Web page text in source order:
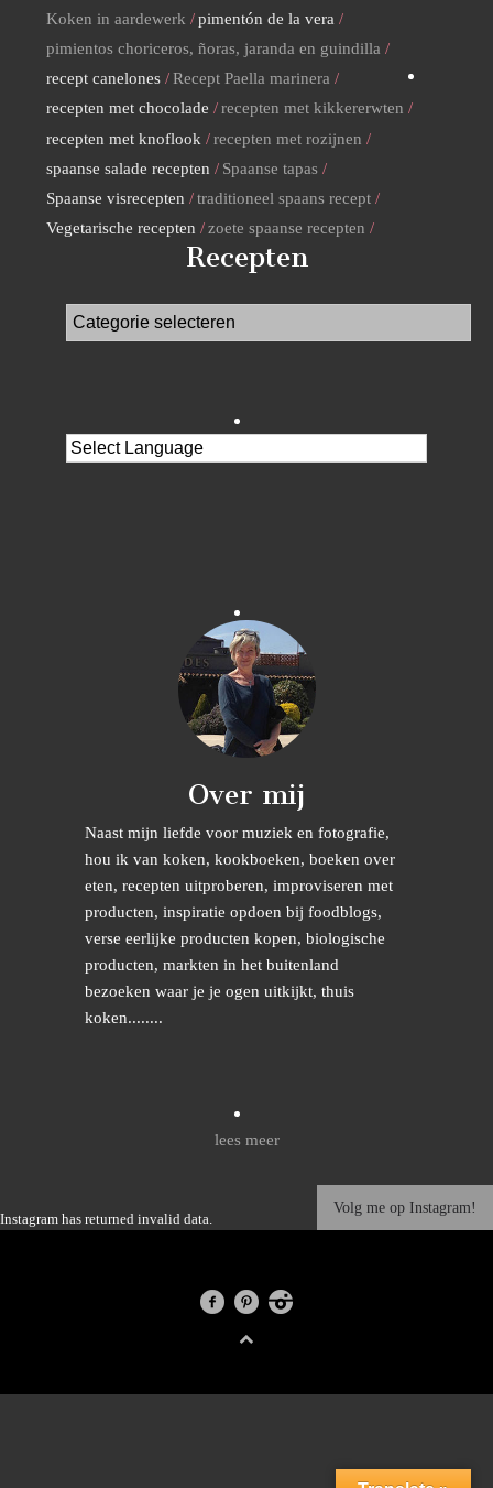
Koken in aardewerk
pimentón de la vera
pimientos choriceros, ñoras, jaranda en guindilla
recept canelones
Recept Paella marinera
recepten met chocolade
recepten met kikkererwten
recepten met knoflook
recepten met rozijnen
spaanse salade recepten
Spaanse tapas
Spaanse visrecepten
traditioneel spaans recept
Vegetarische recepten
zoete spaanse recepten
Recepten
Over mij
Naast mijn liefde voor muziek en fotografie,
hou ik van koken, kookboeken, boeken over
eten, recepten uitproberen, improviseren met
producten, inspiratie opdoen bij foodblogs,
verse eerlijke producten kopen, biologische
producten, markten in het buitenland
bezoeken waar je je ogen uitkijkt, thuis
koken........
lees meer
Instagram has returned invalid data.
Volg me op Instagram!